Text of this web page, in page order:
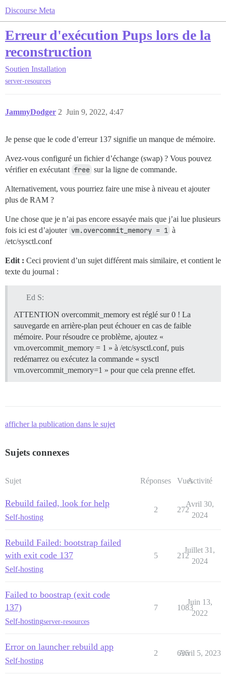
Discourse Meta
Erreur d'exécution Pups lors de la
reconstruction
Soutien Installation
server-resources
JammyDodger Juin 9, 2022, 4:47
2
Je pense que le code d’erreur 137 signifie un manque de mémoire.
Avez-vous configuré un fichier d’échange (swap) ? Vous pouvez
vérifier en exécutant free sur la ligne de commande.
Alternativement, vous pourriez faire une mise à niveau et ajouter
plus de RAM ?
Une chose que je n’ai pas encore essayée mais que j’ai lue plusieurs
fois ici est d’ajouter vm.overcommit_memory = 1 à
/etc/sysctl.conf
Edit : Ceci provient d’un sujet différent mais similaire, et contient le
texte du journal :
Ed S:
ATTENTION overcommit_memory est réglé sur 0 ! La
sauvegarde en arrière-plan peut échouer en cas de faible
mémoire. Pour résoudre ce problème, ajoutez «
vm.overcommit_memory = 1 » à /etc/sysctl.conf, puis
redémarrez ou exécutez la commande « sysctl
vm.overcommit_memory=1 » pour que cela prenne effet.
afficher la publication dans le sujet
Sujets connexes
Sujet Réponses VuesActivité
Rebuild failed, look for help
Self-hosting
2 272
Avril 30,
2024
Rebuild Failed: bootstrap failed
with exit code 137
Self-hosting
5 212
Juillet 31,
2024
Failed to boostrap (exit code
137)
Self-hostingserver-resources
7 1083
Juin 13,
2022
Error on launcher rebuild app
Self-hosting
2 635
Avril 5, 2023